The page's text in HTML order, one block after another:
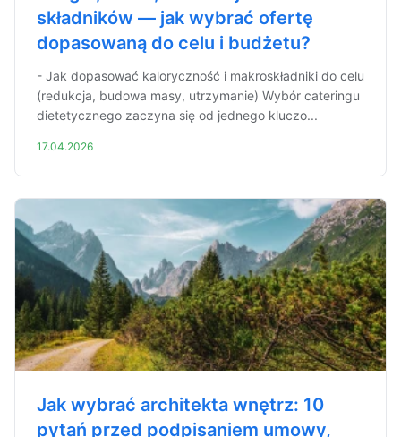
składników — jak wybrać ofertę
dopasowaną do celu i budżetu?
- Jak dopasować kaloryczność i makroskładniki do celu
(redukcja, budowa masy, utrzymanie) Wybór cateringu
dietetycznego zaczyna się od jednego kluczo...
17.04.2026
Jak wybrać architekta wnętrz: 10
pytań przed podpisaniem umowy,